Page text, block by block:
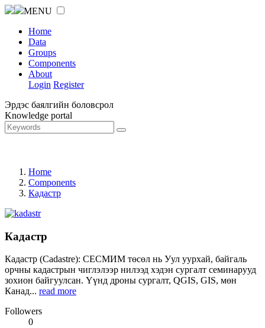
MENU
Home
Data
Groups
Components
About
Login Register
Эрдэс баялгийн боловсрол
Knowledge portal
Home
Components
Кадастр
Кадастр
Кадастр (Cadastre): СЕСМИМ төсөл нь Уул уурхай, байгаль
орчны кадастрын чиглэлээр нилээд хэдэн сургалт семинарууд
зохион байгуулсан. Үүнд дроны сургалт, QGIS, GIS, мөн
Канад... read more
Followers
0